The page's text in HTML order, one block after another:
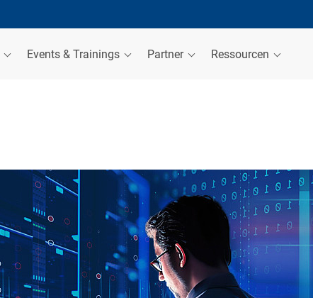
Events & Trainings Partner Ressourcen